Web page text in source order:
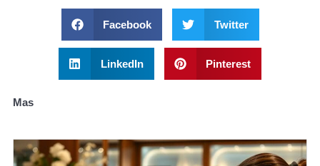
Facebook Twitter
LinkedIn Pinterest
Mas